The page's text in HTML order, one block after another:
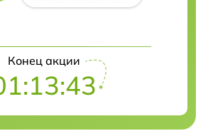
Конец акции